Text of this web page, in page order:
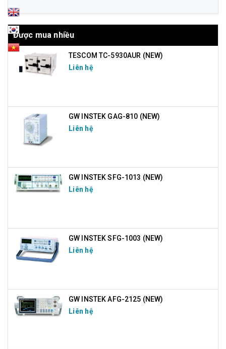
Được mua nhiều
TESCOM TC-5930AUR (NEW)
Liên hệ
GW INSTEK GAG-810 (NEW)
Liên hệ
GW INSTEK SFG-1013 (NEW)
Liên hệ
GW INSTEK SFG-1003 (NEW)
Liên hệ
GW INSTEK AFG-2125 (NEW)
Liên hệ